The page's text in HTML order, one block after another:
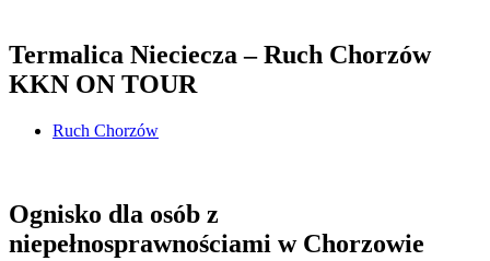
Termalica Nieciecza – Ruch Chorzów
KKN ON TOUR
Ruch Chorzów
Ognisko dla osób z
niepełnosprawnościami w Chorzowie